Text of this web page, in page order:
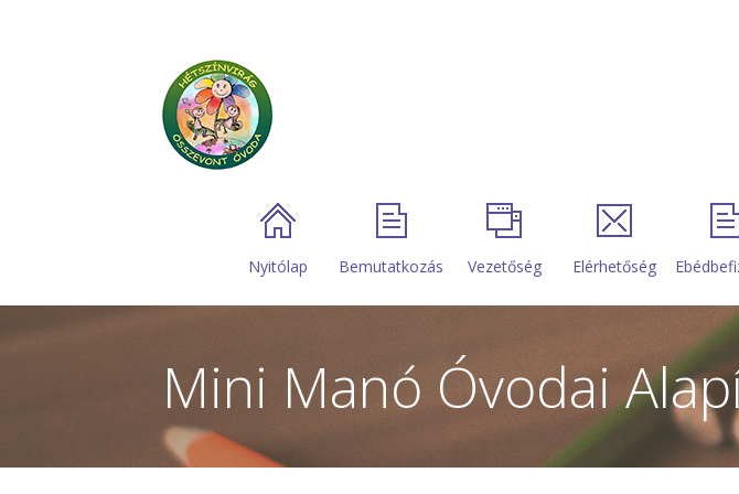
Nyitólap Bemutatkozás Vezetőség Elérhetőség
Mini Manó Óvodai